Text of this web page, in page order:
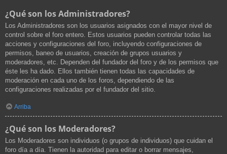
¿Qué son los Administradores?
Los Administradores son los usuarios asignados con el mayor nivel de
control sobre el foro entero. Estos usuarios pueden controlar todas las
acciones y configuraciones del foro, incluyendo configuraciones de
permisos, baneo de usuarios, creación de grupos usuarios y
moderadores, etc. Dependen del fundador del foro y de los permisos que
éste les ha dado. Ellos también tienen todas las capacidades de
moderación en cada uno de los foros, dependiendo de las
configuraciones realizadas por el fundador del sitio.
Arriba
¿Qué son los Moderadores?
Los Moderadores son individuos (o grupos de individuos) que cuidan el
foro día a día. Tienen la autoridad para editar o borrar mensajes,